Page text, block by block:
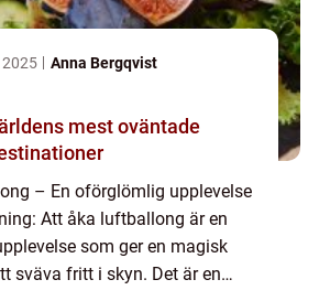
2025 Anna Bergqvist
mest oväntade
– En oförglömlig upplevelse
Att åka luftballong är en
som ger en magisk
sväva fritt i skyn. Det är en